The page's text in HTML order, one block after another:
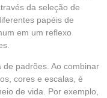
da seleção de
papéis de
em um reflexo
padrões. Ao combinar
cores e escalas, é
de vida. Por exemplo,